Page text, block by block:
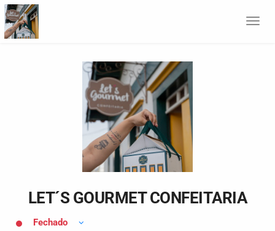
LET´S GOURMET CONFEITARIA
Fechado